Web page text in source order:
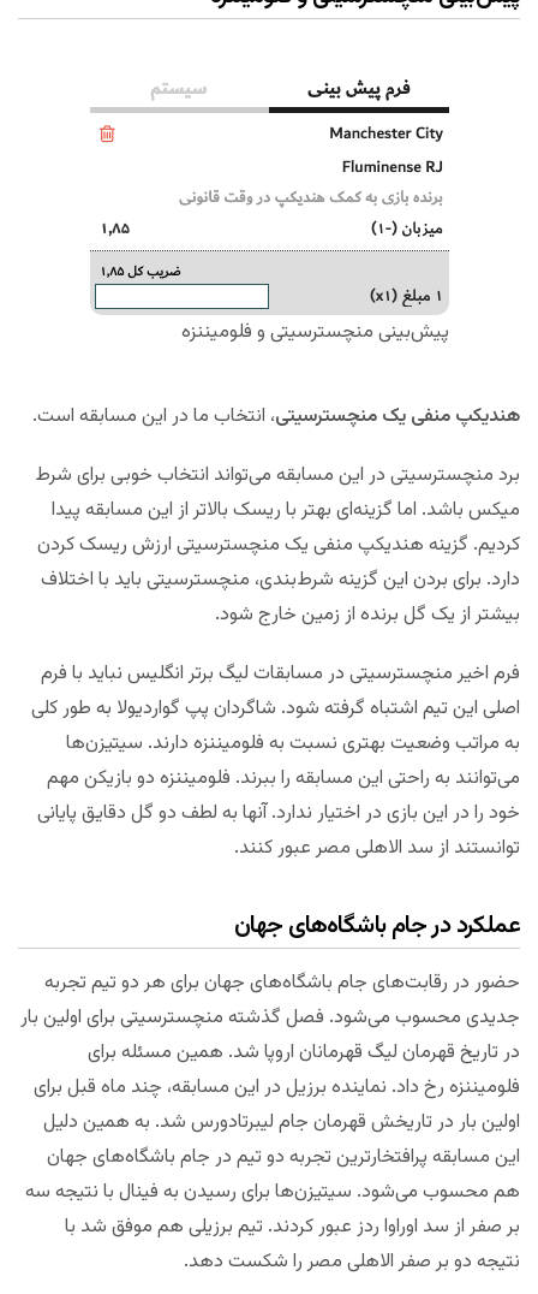
پیش‌بینی منچسترسیتی و فلومیننزه
هندیکپ منفی یک منچسترسیتی، انتخاب ما در این مسابقه است.
برد منچسترسیتی در این مسابقه می‌تواند انتخاب خوبی برای شرط
میکس باشد. اما گزینه‌ای بهتر با ریسک بالاتر از این مسابقه پیدا
کردیم. گزینه هندیکپ منفی یک منچسترسیتی ارزش ریسک کردن
دارد. برای بردن این گزینه شرط‌بندی، منچسترسیتی باید با اختلاف
بیشتر از یک گل برنده از زمین خارج شود.
فرم اخیر منچسترسیتی در مسابقات لیگ برتر انگلیس نباید با فرم
اصلی این تیم اشتباه گرفته شود. شاگردان پپ گواردیولا به طور کلی
به مراتب وضعیت بهتری نسبت به فلومیننزه دارند. سیتیزن‌ها
می‌توانند به راحتی این مسابقه را ببرند. فلومیننزه دو بازیکن مهم
خود را در این بازی در اختیار ندارد. آنها به لطف دو گل دقایق پایانی
توانستند از سد الاهلی مصر عبور کنند.
عملکرد در جام باشگاه‌های جهان
حضور در رقابت‌های جام باشگاه‌های جهان برای هر دو تیم تجربه
جدیدی محسوب می‌شود. فصل گذشته منچسترسیتی برای اولین بار
در تاریخ قهرمان لیگ قهرمانان اروپا شد. همین مسئله برای
فلومیننزه رخ داد. نماینده برزیل در این مسابقه، چند ماه قبل برای
اولین بار در تاریخش قهرمان جام لیبرتادورس شد. به همین دلیل
این مسابقه پرافتخارترین تجربه دو تیم در جام باشگاه‌های جهان
هم محسوب می‌شود. سیتیزن‌ها برای رسیدن به فینال با نتیجه سه
بر صفر از سد اوراوا ردز عبور کردند. تیم برزیلی هم موفق شد با
نتیجه دو بر صفر الاهلی مصر را شکست دهد.